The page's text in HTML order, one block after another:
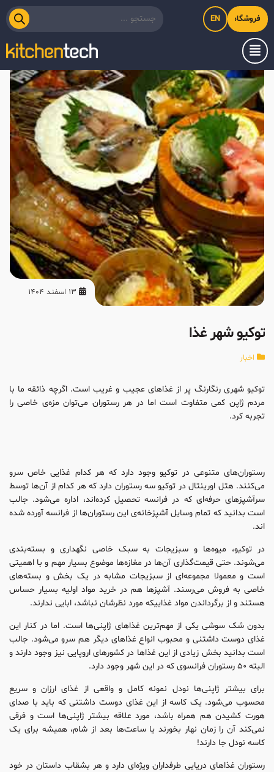
فروشگاه اینترنتی کیت‌لاین
EN
توکیو شهر غذا
اخبار
توکیو شهری رنگارنگ پر از غذاهای عجیب و غریب است. اگرچه ذائقه ما با
مردم ژاپن کمی متفاوت است اما در هر رستوران می‌توان مزه‌‌ی خاصی را
تجربه کرد.
رستوران‌های متنوعی در توکیو وجود دارد که هر کدام غذایی خاص سرو
می‌کنند. هتل اورینتال در توکیو سه رستوران دارد که هر کدام از آن‌ها توسط
سرآشپزهای حرفه‌ای که در فرانسه تحصیل کرده‌اند، اداره می‌شود. جالب
است بدانید که تمام وسایل آشپزخانه‌ی این رستوران‌ها از فرانسه آورده شده
اند.
در توکیو، میوه‌ها و سبزیجات به سبک خاصی نگهداری و بسته‌بندی
می‌شوند. حتی قیمت‌گذاری آن‌ها در مغازه‌ها موضوع بسیار مهم و با اهمیتی
است و معمولا مجموعه‌ای از سبزیجات مشابه در یک بخش و بسته‌های
خاصی به فروش می‌رسند. آشپزها هم در خرید مواد اولیه بسیار حساس
هستند و از برگرداندن مواد غذاییکه مورد نظرشان نباشد، ابایی ندارند.
بدون شک سوشی یکی از مهم‌ترین غذاهای ژاپنی‌ها است. اما در کنار این
غذای دوست داشتنی و محبوب انواع غذاهای دیگر هم سرو می‌شود. جالب
است بدانید بخش زیادی از این غذاها در کشورهای اروپایی نیز وجود دارند و
البته ۵۰ رستوران فرانسوی که در این شهر وجود دارد.
برای بیشتر ژاپنی‌ها نودل‌ نمونه کامل و واقعی از غذای ارزان و سریع
محسوب می‌شود. یک کاسه از این غذای دوست داشتنی که باید با صدای
هورت کشیدن هم همراه باشد، مورد علاقه بیشتر ژاپنی‌ها است و فرقی
نمی‌کند آن را زمان نهار بخورند یا ساعت‌ها بعد از شام، همیشه برای یک
کاسه نودل جا دارند!
رستوران‌ غذاهای دریایی طرفداران ویژه‌ای دارد و هر بشقاب داستان در خود